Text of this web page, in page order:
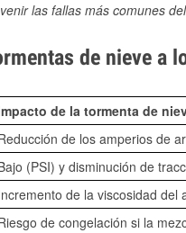
las fallas más comunes
de nieve a
de la tormenta de
de los amperios de
(PSI) y disminución de
de la viscosidad del
de congelación si la